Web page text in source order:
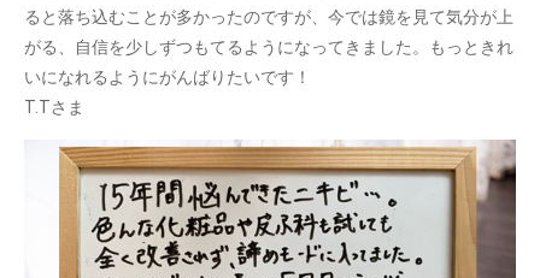
ると落ち込むことが多かったのですが、今では鏡を見て気分が上
がる、自信を少しずつもてるようになってきました。もっときれ
いになれるようにがんばりたいです！
T.Tさま